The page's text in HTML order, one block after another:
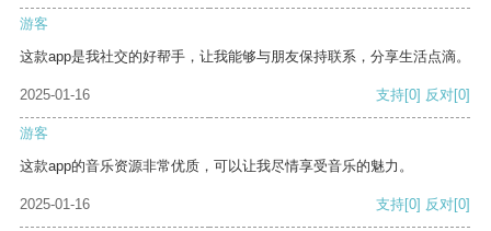
游客
这款app是我社交的好帮手，让我能够与朋友保持联系，分享生活点滴。
2025-01-16 支持[0] 反对[0]
游客
这款app的音乐资源非常优质，可以让我尽情享受音乐的魅力。
2025-01-16 支持[0] 反对[0]